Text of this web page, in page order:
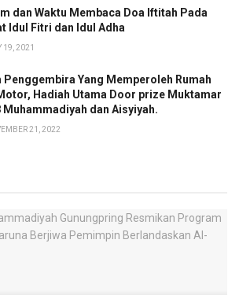
dan Waktu Membaca Doa Iftitah Pada
Idul Fitri dan Idul Adha
19, 2021
Penggembira Yang Memperoleh Rumah
Hadiah Utama Door prize Muktamar
Muhammadiyah dan Aisyiyah.
21, 2022